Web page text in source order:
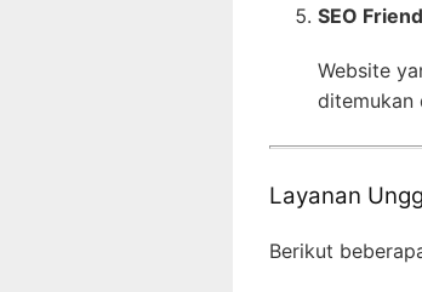
SEO
Website
ditemukan
Layanan
Berikut